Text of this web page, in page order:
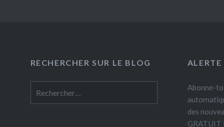
RECHERCHER SUR LE BLOG ALERTE
Abonne-
des
GRATUIT !